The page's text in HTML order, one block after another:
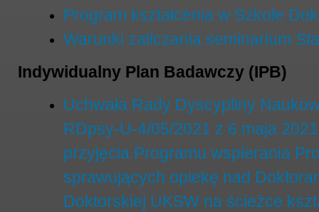
Program kształcenia w Szkole
Warunki zaliczania seminarium
Indywidualny Plan Badawczy (IPB)
Uchwała Rady Dyscypliny
RDpsy-U-4/05/2021 z 6 maja
przyjęcia Programu wspierania
sprawujących opiekę nad
Doktorskiej UKSW na ścieżce